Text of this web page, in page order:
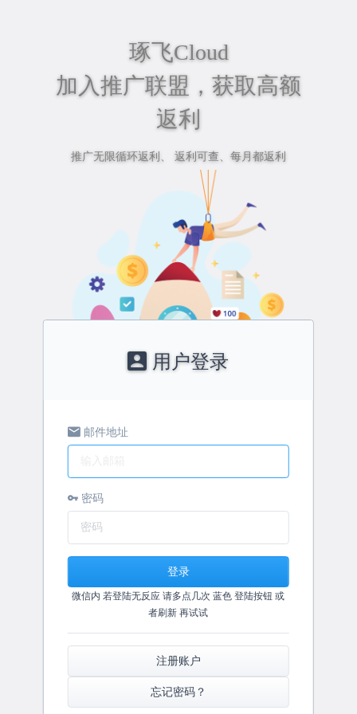
琢飞Cloud
加入推广联盟，获取高额
返利
推广无限循环返利、 返利可查、每月都返利
用户登录
邮件地址
密码
登录
微信内 若登陆无反应 请多点几次 蓝色 登陆按钮 或
者刷新 再试试
注册账户
忘记密码？